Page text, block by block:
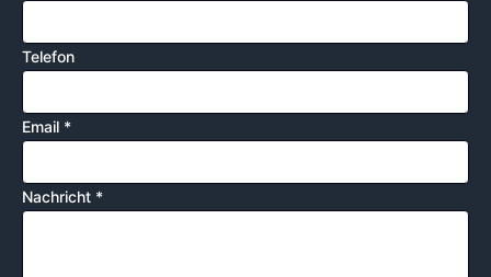
Telefon
Email *
Nachricht *